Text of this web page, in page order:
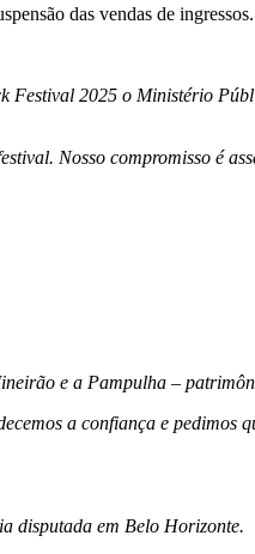
das vendas de ingressos.
Festival 2025 o Ministério
Nosso compromisso é
e a Pampulha –
a confiança e pedimos
disputada em Belo Horizonte.